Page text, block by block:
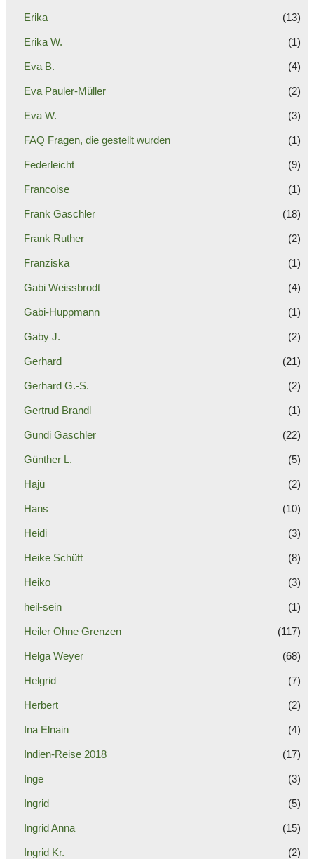
Erika (13)
Erika W. (1)
Eva B. (4)
Eva Pauler-Müller (2)
Eva W. (3)
FAQ Fragen, die gestellt wurden (1)
Federleicht (9)
Francoise (1)
Frank Gaschler (18)
Frank Ruther (2)
Franziska (1)
Gabi Weissbrodt (4)
Gabi-Huppmann (1)
Gaby J. (2)
Gerhard (21)
Gerhard G.-S. (2)
Gertrud Brandl (1)
Gundi Gaschler (22)
Günther L. (5)
Hajü (2)
Hans (10)
Heidi (3)
Heike Schütt (8)
Heiko (3)
heil-sein (1)
Heiler Ohne Grenzen (117)
Helga Weyer (68)
Helgrid (7)
Herbert (2)
Ina Elnain (4)
Indien-Reise 2018 (17)
Inge (3)
Ingrid (5)
Ingrid Anna (15)
Ingrid Kr. (2)